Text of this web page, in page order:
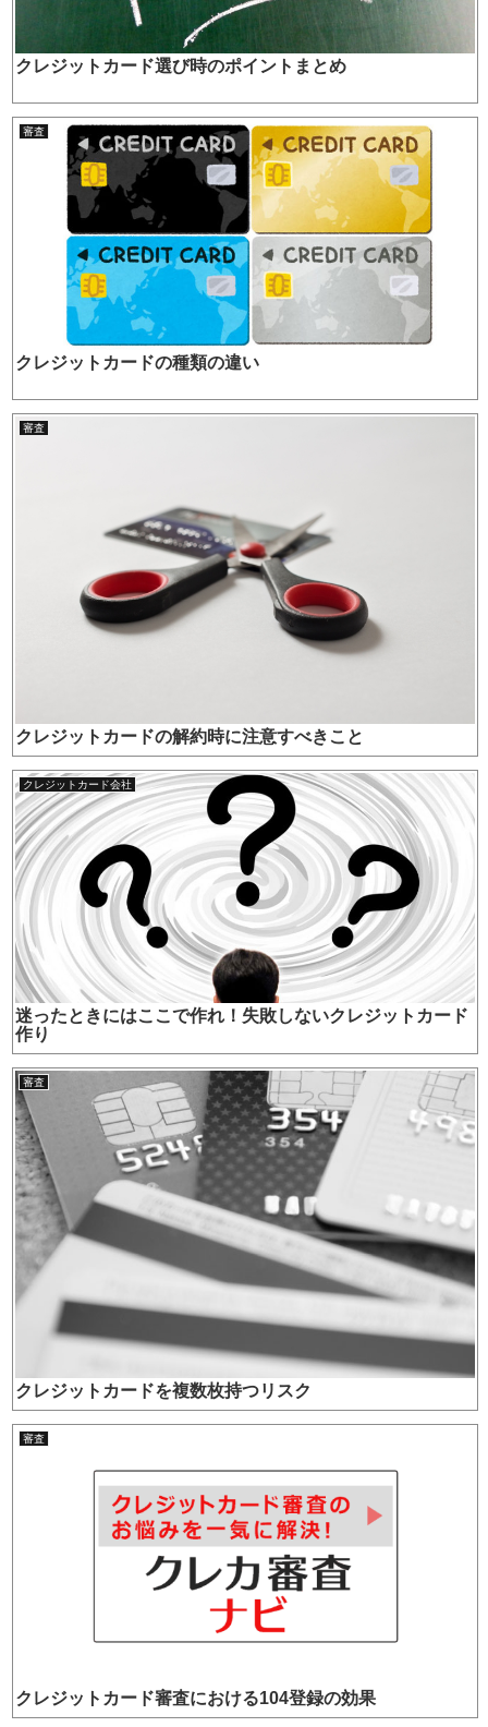
クレジットカード選び時のポイントまとめ
審査
クレジットカードの種類の違い
審査
クレジットカードの解約時に注意すべきこと
クレジットカード会社
迷ったときにはここで作れ！失敗しないクレジットカード
作り
審査
クレジットカードを複数枚持つリスク
審査
クレジットカード審査における104登録の効果